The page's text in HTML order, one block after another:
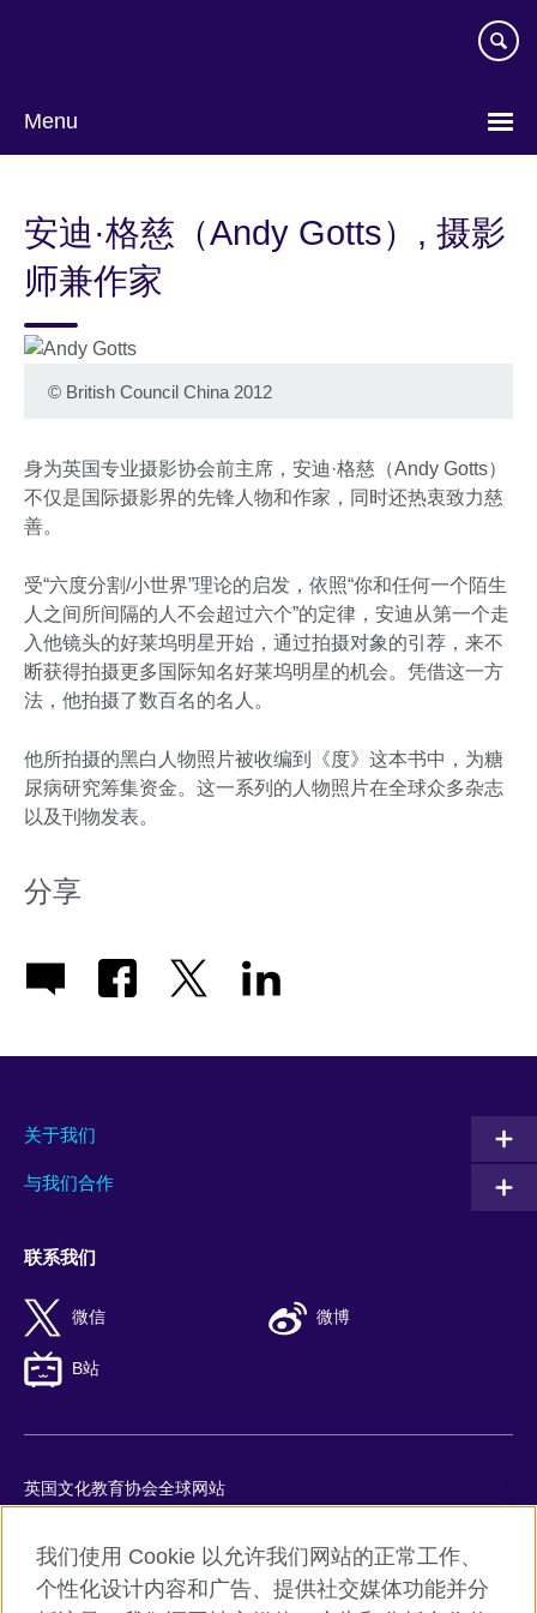
Menu
language
安迪·格慈（Andy Gotts）, 摄影
师兼作家
© British Council China 2012
身为英国专业摄影协会前主席，安迪·格慈（Andy Gotts）
不仅是国际摄影界的先锋人物和作家，同时还热衷致力慈
善。
受“六度分割/小世界”理论的启发，依照“你和任何一个陌生
人之间所间隔的人不会超过六个”的定律，安迪从第一个走
入他镜头的好莱坞明星开始，通过拍摄对象的引荐，来不
断获得拍摄更多国际知名好莱坞明星的机会。凭借这一方
法，他拍摄了数百名的名人。
他所拍摄的黑白人物照片被收编到《度》这本书中，为糖
尿病研究筹集资金。这一系列的人物照片在全球众多杂志
以及刊物发表。
分享
关于我们
与我们合作
联系我们
微信 微博
B站
英国文化教育协会全球网站
Cookie
网站地图
我们使用 Cookie 以允许我们网站的正常工作、
个性化设计内容和广告、提供社交媒体功能并分